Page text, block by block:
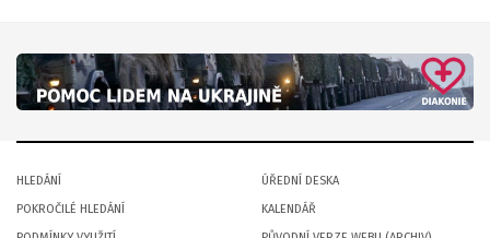
HLEDÁNÍ
POKROČILÉ HLEDÁNÍ
ÚŘEDNÍ DESKA
KALENDÁŘ